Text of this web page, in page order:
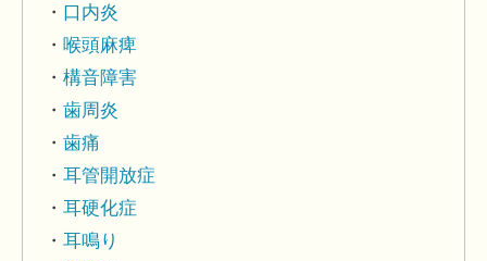
口内炎
喉頭麻痺
構音障害
歯周炎
歯痛
耳管開放症
耳硬化症
耳鳴り